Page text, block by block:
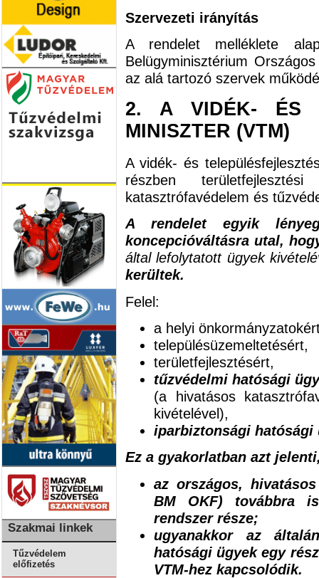
Szakmai linkek
Tűzvédelem
előfizetés
Szervezeti irányítás
A rendelet melléklete
Belügyminisztérium
az alá tartozó szervek
2. A VIDÉK- ÉS
MINISZTER (VTM)
A vidék- és
részben
katasztrófavédelem és
A rendelet egyik
koncepcióváltásra utal,
által lefolytatott ügyek
kerültek.
Felel:
a helyi
településüzemeltetésért,
területfejlesztésért,
tűzvédelmi hatósági
(a hivatásos
kivételével),
iparbiztonsági hatósági
Ez a gyakorlatban azt
az országos,
BM OKF) továbbra
rendszer része;
ugyanakkor az
hatósági ügyek egy
VTM-hez kapcsolódik.